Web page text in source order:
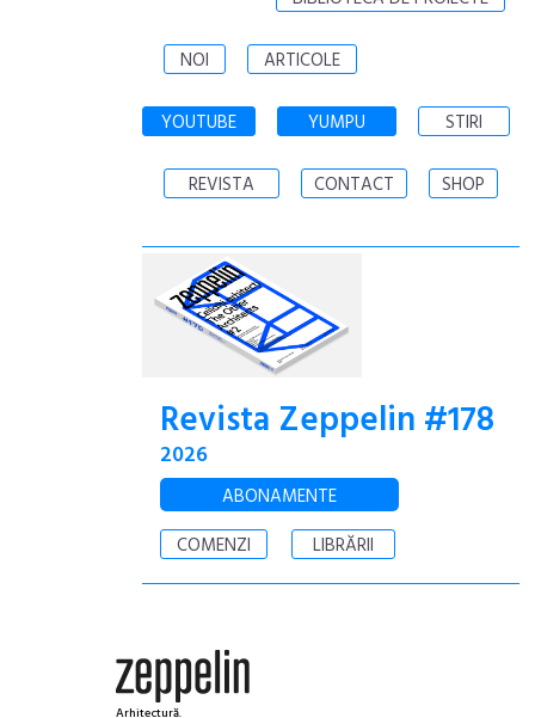
NOI ARTICOLE
YOUTUBE YUMPU STIRI
REVISTA CONTACT SHOP
Revista Zeppelin #178
2026
ABONAMENTE
COMENZI
LIBRĂRII
Arhitectură.